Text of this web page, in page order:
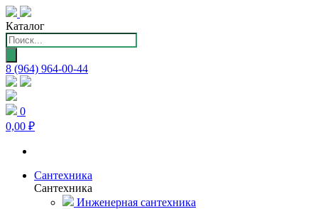
Каталог
Поиск
товаров
8 (964) 964-00-44
0
0,00 ₽
Сантехника
Сантехника
Инженерная сантехника